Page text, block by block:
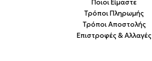
Ποιοι Είμαστε
Τρόποι Πληρωμής
Τρόποι Αποστολής
Επιστροφές & Αλλαγές